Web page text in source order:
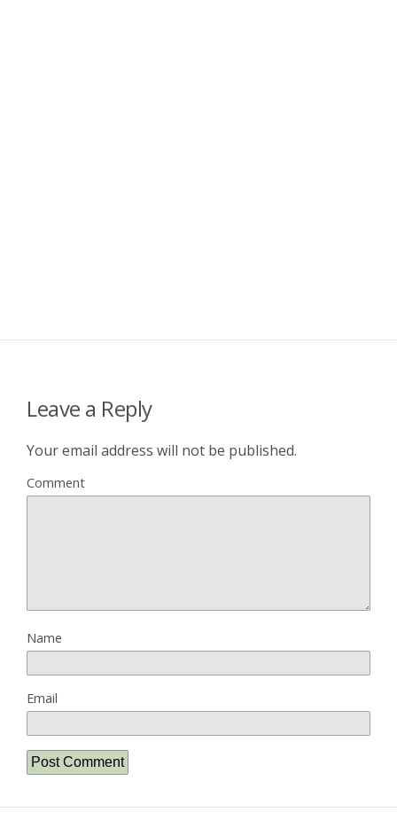
Leave a Reply
Your email address will not be published.
Comment
Name
Email